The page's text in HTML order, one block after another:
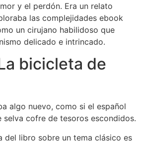
y el perdón. Era un relato
las complejidades ebook
un cirujano habilidoso que
delicado e intrincado.
bicicleta de
algo nuevo, como si el español
selva cofre de tesoros escondidos.
del libro sobre un tema clásico es